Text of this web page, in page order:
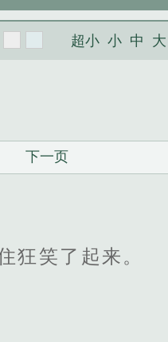
超小 小 中 大
下一页
狂笑了起来。